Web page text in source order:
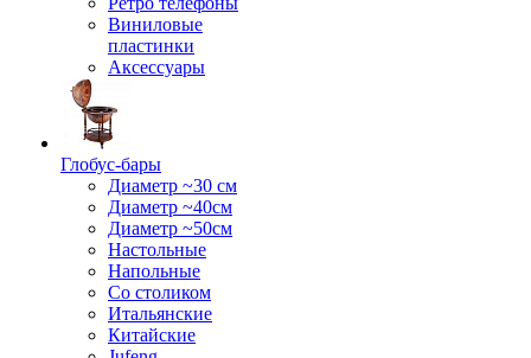
Виниловые
пластинки
Аксессуары
Глобус-бары
Диаметр ~30 см
Диаметр ~40см
Диаметр ~50см
Настольные
Напольные
Со столиком
Итальянские
Китайские